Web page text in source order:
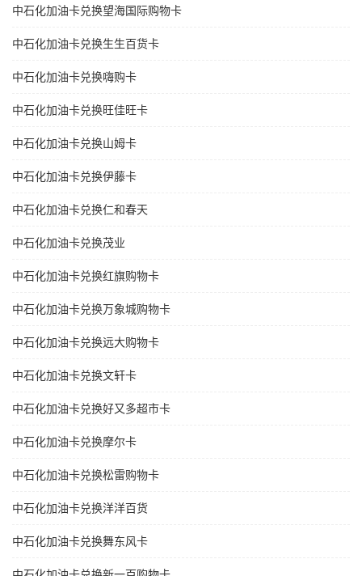
中石化加油卡兑换望海国际购物卡
中石化加油卡兑换生生百货卡
中石化加油卡兑换嗨购卡
中石化加油卡兑换旺佳旺卡
中石化加油卡兑换山姆卡
中石化加油卡兑换伊藤卡
中石化加油卡兑换仁和春天
中石化加油卡兑换茂业
中石化加油卡兑换红旗购物卡
中石化加油卡兑换万象城购物卡
中石化加油卡兑换远大购物卡
中石化加油卡兑换文轩卡
中石化加油卡兑换好又多超市卡
中石化加油卡兑换摩尔卡
中石化加油卡兑换松雷购物卡
中石化加油卡兑换洋洋百货
中石化加油卡兑换舞东风卡